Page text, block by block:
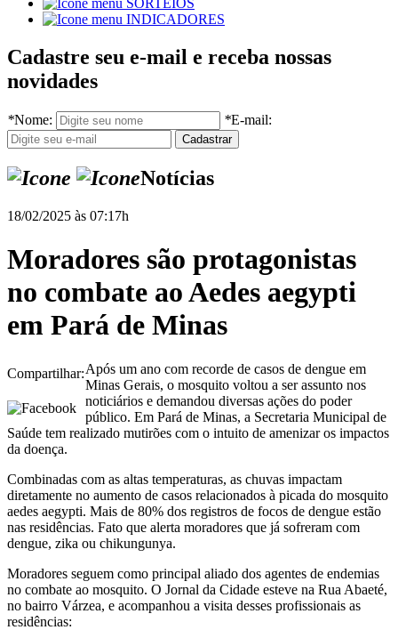
SORTEIOS
INDICADORES
Cadastre seu e-mail e receba nossas
novidades
*Nome: *E-mail:
Notícias
18/02/2025 às 07:17h
Moradores são protagonistas
no combate ao Aedes aegypti
em Pará de Minas
Compartilhar:Após um ano com recorde de casos de dengue em
Minas Gerais, o mosquito voltou a ser assunto nos
noticiários e demandou diversas ações do poder
público. Em Pará de Minas, a Secretaria Municipal de
Saúde tem realizado mutirões com o intuito de amenizar os impactos
da doença.
Combinadas com as altas temperaturas, as chuvas impactam
diretamente no aumento de casos relacionados à picada do mosquito
aedes aegypti. Mais de 80% dos registros de focos de dengue estão
nas residências. Fato que alerta moradores que já sofreram com
dengue, zika ou chikungunya.
Moradores seguem como principal aliado dos agentes de endemias
no combate ao mosquito. O Jornal da Cidade esteve na Rua Abaeté,
no bairro Várzea, e acompanhou a visita desses profissionais as
residências: